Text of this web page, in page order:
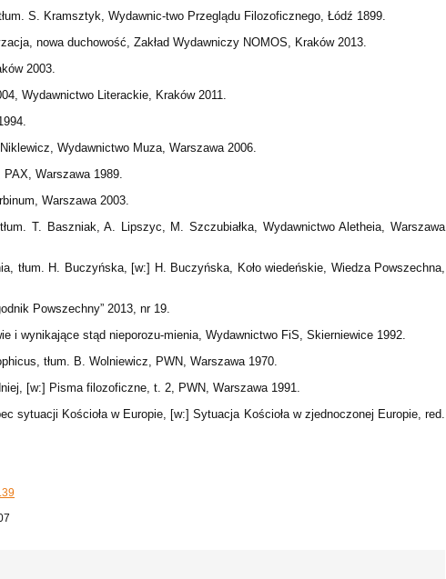
S. Kramsztyk, Wydawnic-two Przeglądu Filozoficznego, Łódź 1899.
nowa duchowość, Zakład Wydawniczy NOMOS, Kraków 2013.
2003.
Wydawnictwo Literackie, Kraków 2011.
Wydawnictwo Muza, Warszawa 2006.
Warszawa 1989.
Warszawa 2003.
T. Baszniak, A. Lipszyc, M. Szczubiałka, Wydawnictwo Aletheia, Warszawa
tłum. H. Buczyńska, [w:] H. Buczyńska, Koło wiedeńskie, Wiedza Powszechna,
Powszechny” 2013, nr 19.
i wynikające stąd nieporozu-mienia, Wydawnictwo FiS, Skierniewice 1992.
tłum. B. Wolniewicz, PWN, Warszawa 1970.
[w:] Pisma filozoficzne, t. 2, PWN, Warszawa 1991.
sytuacji Kościoła w Europie, [w:] Sytuacja Kościoła w zjednoczonej Europie, red.